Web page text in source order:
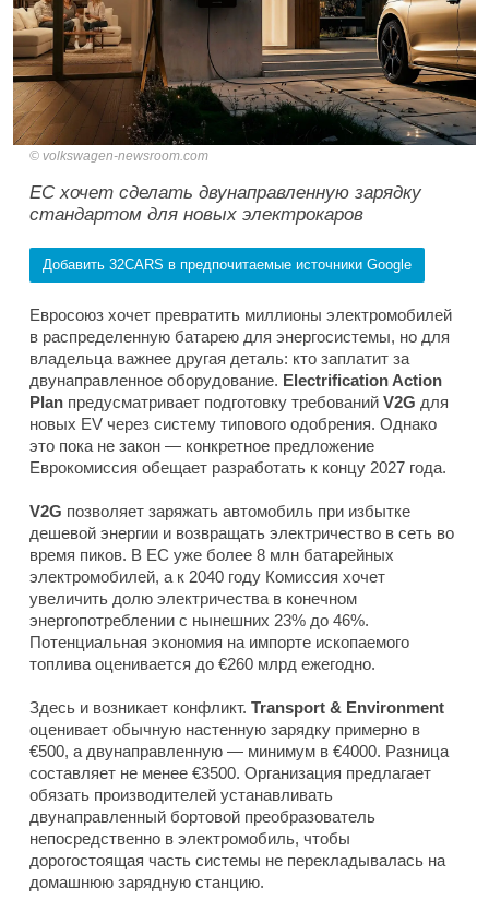
volkswagen-newsroom.com
ЕС хочет сделать двунаправленную зарядку
стандартом для новых электрокаров
Добавить 32CARS в предпочитаемые источники Google
Евросоюз хочет превратить миллионы электромобилей
в распределенную батарею для энергосистемы, но для
владельца важнее другая деталь: кто заплатит за
двунаправленное оборудование. Electrification Action
Plan предусматривает подготовку требований V2G для
новых EV через систему типового одобрения. Однако
это пока не закон — конкретное предложение
Еврокомиссия обещает разработать к концу 2027 года.
V2G позволяет заряжать автомобиль при избытке
дешевой энергии и возвращать электричество в сеть во
время пиков. В ЕС уже более 8 млн батарейных
электромобилей, а к 2040 году Комиссия хочет
увеличить долю электричества в конечном
энергопотреблении с нынешних 23% до 46%.
Потенциальная экономия на импорте ископаемого
топлива оценивается до €260 млрд ежегодно.
Здесь и возникает конфликт. Transport & Environment
оценивает обычную настенную зарядку примерно в
€500, а двунаправленную — минимум в €4000. Разница
составляет не менее €3500. Организация предлагает
обязать производителей устанавливать
двунаправленный бортовой преобразователь
непосредственно в электромобиль, чтобы
дорогостоящая часть системы не перекладывалась на
домашнюю зарядную станцию.